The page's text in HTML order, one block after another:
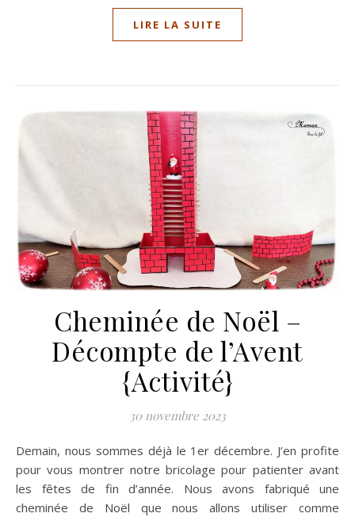
LIRE LA SUITE
Cheminée de Noël –
Décompte de l’Avent
{Activité}
30 novembre 2023
Demain, nous sommes déjà le 1er décembre. J’en profite
pour vous montrer notre bricolage pour patienter avant
les fêtes de fin d’année. Nous avons fabriqué une
cheminée de Noël que nous allons utiliser comme